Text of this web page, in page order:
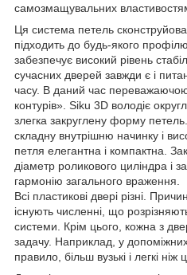
самозмащувальних
Ця система петель
підходить до будь-якого
забезпечує високий рівень
сучасних дверей завжди є і
часу. В даний час
контурів». Siku 3D володіє
злегка закруглену форму
складну внутрішню начинку і
петля елегантна і компактна.
діаметр роликового циліндра і
гармонію загального враження.
Всі пластикові двері різні.
існують численні, що
системи. Крім цього, кожна з
задачу. Наприклад, у
правило, більш вузькі і легкі ніж